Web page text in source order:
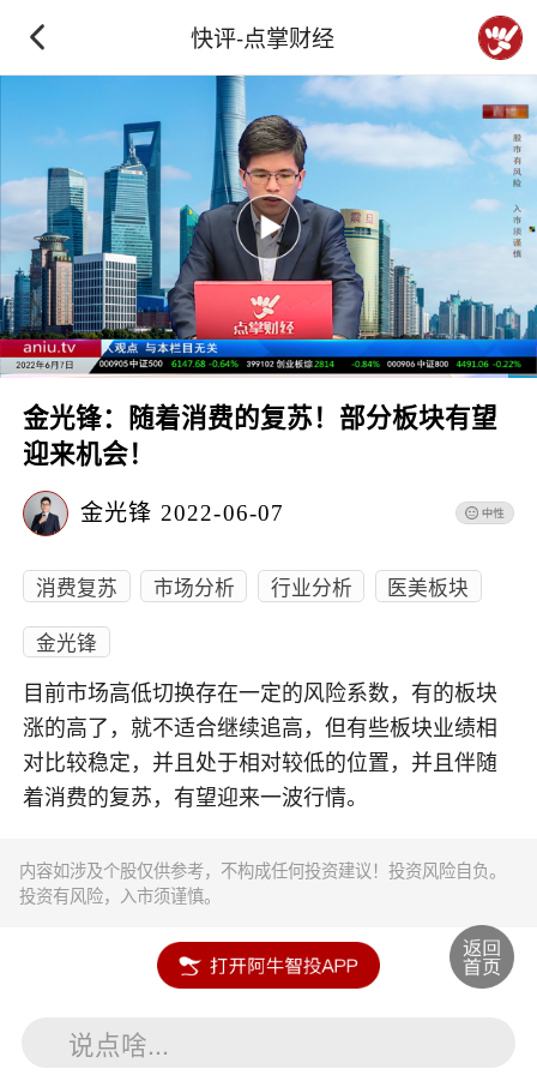
快评-点掌财经
金光锋：随着消费的复苏！部分板块有望
迎来机会！
金光锋 2022-06-07
消费复苏 市场分析 行业分析
医美板块
金光锋
目前市场高低切换存在一定的风险系数，有的板块
涨的高了，就不适合继续追高，但有些板块业绩相
对比较稳定，并且处于相对较低的位置，并且伴随
着消费的复苏，有望迎来一波行情。
内容如涉及个股仅供参考，不构成任何投资建议！投资风险自负。
投资有风险，入市须谨慎。
说点啥...